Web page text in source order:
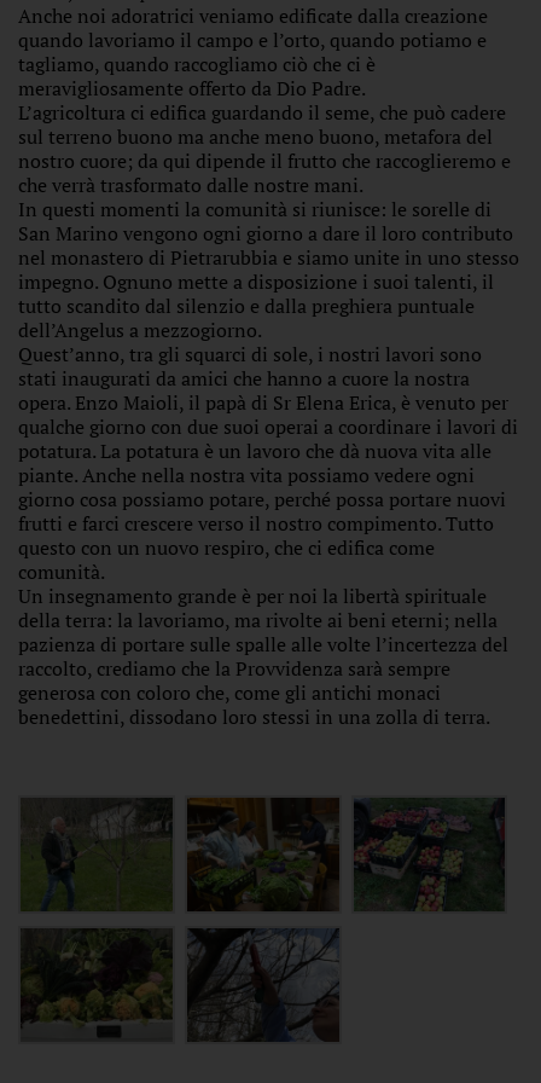
Anche noi adoratrici veniamo edificate dalla creazione
quando lavoriamo il campo e l’orto, quando potiamo e
tagliamo, quando raccogliamo ciò che ci è
meravigliosamente offerto da Dio Padre.
L’agricoltura ci edifica guardando il seme, che può cadere
sul terreno buono ma anche meno buono, metafora del
nostro cuore; da qui dipende il frutto che raccoglieremo e
che verrà trasformato dalle nostre mani.
In questi momenti la comunità si riunisce: le sorelle di
San Marino vengono ogni giorno a dare il loro contributo
nel monastero di Pietrarubbia e siamo unite in uno stesso
impegno. Ognuno mette a disposizione i suoi talenti, il
tutto scandito dal silenzio e dalla preghiera puntuale
dell’Angelus a mezzogiorno.
Quest’anno, tra gli squarci di sole, i nostri lavori sono
stati inaugurati da amici che hanno a cuore la nostra
opera. Enzo Maioli, il papà di Sr Elena Erica, è venuto per
qualche giorno con due suoi operai a coordinare i lavori di
potatura. La potatura è un lavoro che dà nuova vita alle
piante. Anche nella nostra vita possiamo vedere ogni
giorno cosa possiamo potare, perché possa portare nuovi
frutti e farci crescere verso il nostro compimento. Tutto
questo con un nuovo respiro, che ci edifica come
comunità.
Un insegnamento grande è per noi la libertà spirituale
della terra: la lavoriamo, ma rivolte ai beni eterni; nella
pazienza di portare sulle spalle alle volte l’incertezza del
raccolto, crediamo che la Provvidenza sarà sempre
generosa con coloro che, come gli antichi monaci
benedettini, dissodano loro stessi in una zolla di terra.